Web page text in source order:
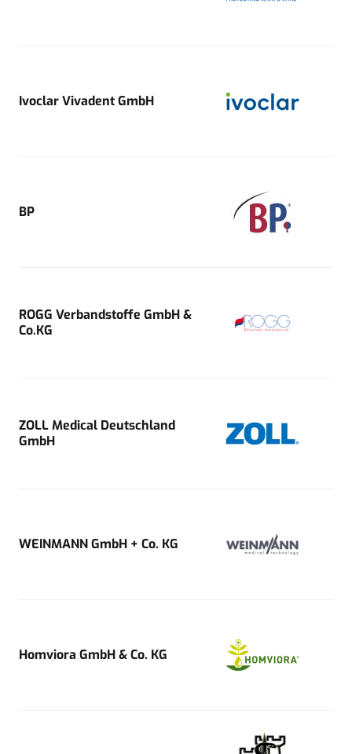
Ivoclar Vivadent GmbH
BP
ROGG Verbandstoffe GmbH &
Co.KG
ZOLL Medical Deutschland
GmbH
WEINMANN GmbH + Co. KG
Homviora GmbH & Co. KG